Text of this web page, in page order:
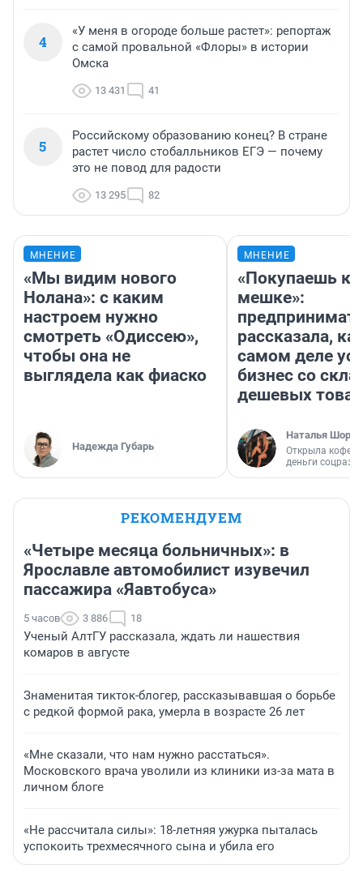
4
«У меня в огороде больше растет»: репортаж
с самой провальной «Флоры» в истории
Омска
13 431 41
5
Российскому образованию конец? В стране
растет число стобалльников ЕГЭ — почему
это не повод для радости
13 295 82
МНЕНИЕ
«Мы видим нового
Нолана»: с каким
настроем нужно
смотреть «Одиссею»,
чтобы она не
выглядела как фиаско
Надежда Губарь
МНЕНИЕ
«Покупаешь
мешке»:
рассказала,
самом деле
бизнес со
дешевых
Наталья
Открыла
деньги
РЕКОМЕНДУЕМ
«Четыре месяца больничных»: в
Ярославле автомобилист изувечил
пассажира «Яавтобуса»
5 часов 3 886 18
Ученый АлтГУ рассказала, ждать ли нашествия
комаров в августе
Знаменитая тикток-блогер, рассказывавшая о борьбе
с редкой формой рака, умерла в возрасте 26 лет
«Мне сказали, что нам нужно расстаться».
Московского врача уволили из клиники из-за мата в
личном блоге
«Не рассчитала силы»: 18-летняя ужурка пыталась
успокоить трехмесячного сына и убила его